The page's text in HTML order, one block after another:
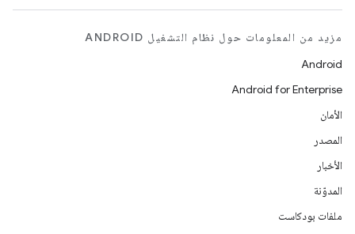
مزيد من المعلومات حول نظام التشغيل ANDROID
Android
Android for Enterprise
الأمان
المصدر
الأخبار
المدوّنة
ملفات بودكاست